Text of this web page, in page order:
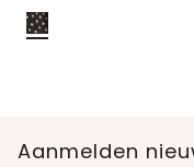
Aanmelden